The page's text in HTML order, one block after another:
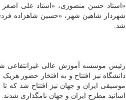
«استاد حسن منصوری، «استاد علی اصغر
شهردار شاهین شهر، «حسین شاهزاده
شد.
رئیس موسسه آموزش عالی غیرانتفاعی
دانشگاه نیز افتتاح و به افتخار حضور
موسیقی ایران و جهان نیز افتتاح شد که
اساتید مطرح ایران و جهان نامگذاری شدند.